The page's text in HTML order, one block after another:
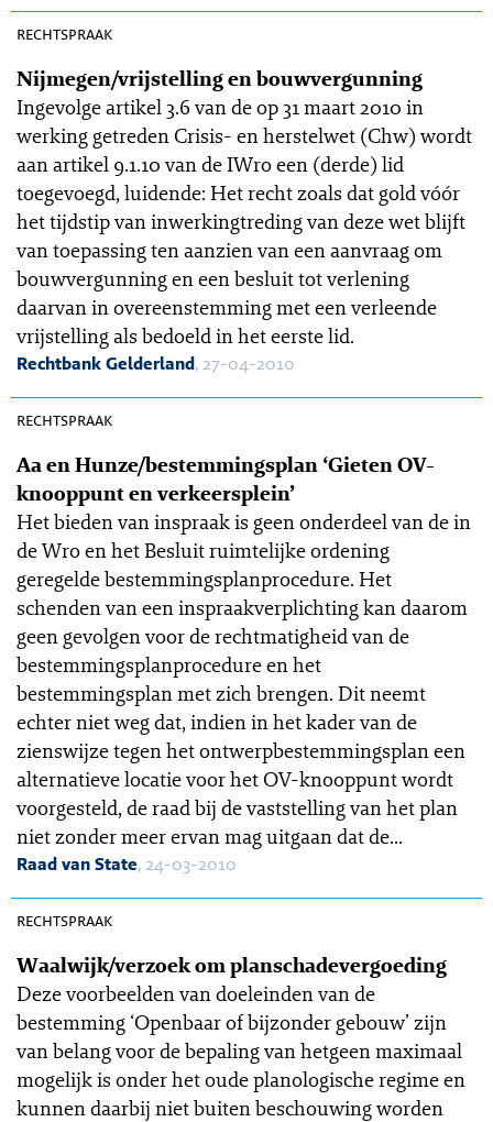
rechtspraak
Nijmegen/vrijstelling en bouwvergunning
Ingevolge artikel 3.6 van de op 31 maart 2010 in
werking getreden Crisis- en herstelwet (Chw) wordt
aan artikel 9.1.10 van de IWro een (derde) lid
toegevoegd, luidende: Het recht zoals dat gold vóór
het tijdstip van inwerkingtreding van deze wet blijft
van toepassing ten aanzien van een aanvraag om
bouwvergunning en een besluit tot verlening
daarvan in overeenstemming met een verleende
vrijstelling als bedoeld in het eerste lid.
Rechtbank Gelderland, 27-04-2010
rechtspraak
Aa en Hunze/bestemmingsplan ‘Gieten OV-
knooppunt en verkeersplein’
Het bieden van inspraak is geen onderdeel van de in
de Wro en het Besluit ruimtelijke ordening
geregelde bestemmingsplanprocedure. Het
schenden van een inspraakverplichting kan daarom
geen gevolgen voor de rechtmatigheid van de
bestemmingsplanprocedure en het
bestemmingsplan met zich brengen. Dit neemt
echter niet weg dat, indien in het kader van de
zienswijze tegen het ontwerpbestemmingsplan een
alternatieve locatie voor het OV-knooppunt wordt
voorgesteld, de raad bij de vaststelling van het plan
niet zonder meer ervan mag uitgaan dat de...
Raad van State, 24-03-2010
rechtspraak
Waalwijk/verzoek om planschadevergoeding
Deze voorbeelden van doeleinden van de
bestemming ‘Openbaar of bijzonder gebouw’ zijn
van belang voor de bepaling van hetgeen maximaal
mogelijk is onder het oude planologische regime en
kunnen daarbij niet buiten beschouwing worden